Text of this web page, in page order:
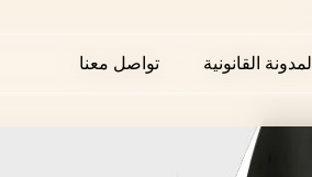
المدونة القانونية تواصل معنا المدونة القانونية تواصل معنا